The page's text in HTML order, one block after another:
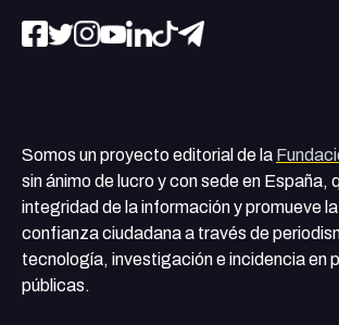
Somos un proyecto editorial de la
sin ánimo de lucro y con sede en España,
integridad de la información y promueve
confianza ciudadana a través de
tecnología, investigación e incidencia en
públicas.